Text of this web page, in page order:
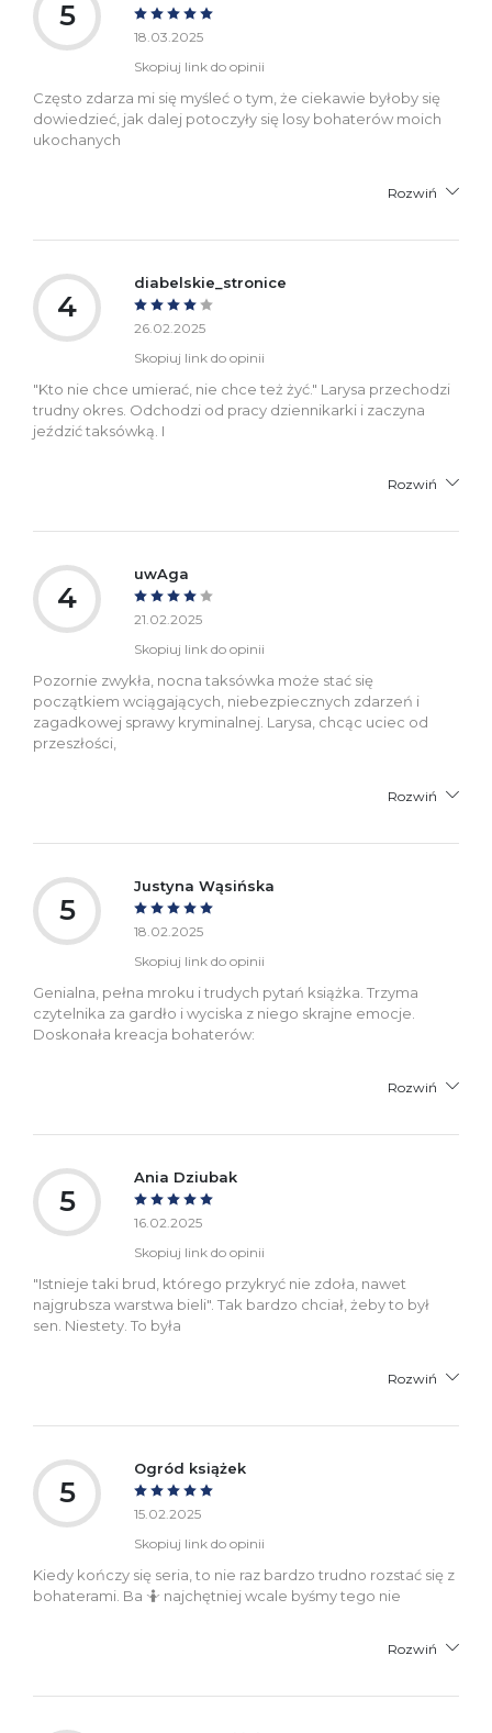
5
18.03.2025
Skopiuj link do opinii
Często zdarza mi się myśleć o tym, że ciekawie byłoby się
dowiedzieć, jak dalej potoczyły się losy bohaterów moich
ukochanych
Rozwiń
4
diabelskie_stronice
26.02.2025
Skopiuj link do opinii
"Kto nie chce umierać, nie chce też żyć." Larysa przechodzi
trudny okres. Odchodzi od pracy dziennikarki i zaczyna
jeździć taksówką. I
Rozwiń
4
uwAga
21.02.2025
Skopiuj link do opinii
Pozornie zwykła, nocna taksówka może stać się
początkiem wciągających, niebezpiecznych zdarzeń i
zagadkowej sprawy kryminalnej. Larysa, chcąc uciec od
przeszłości,
Rozwiń
5
Justyna Wąsińska
18.02.2025
Skopiuj link do opinii
Genialna, pełna mroku i trudych pytań książka. Trzyma
czytelnika za gardło i wyciska z niego skrajne emocje.
Doskonała kreacja bohaterów:
Rozwiń
5
Ania Dziubak
16.02.2025
Skopiuj link do opinii
"Istnieje taki brud, którego przykryć nie zdoła, nawet
najgrubsza warstwa bieli". Tak bardzo chciał, żeby to był
sen. Niestety. To była
Rozwiń
5
Ogród książek
15.02.2025
Skopiuj link do opinii
Kiedy kończy się seria, to nie raz bardzo trudno rozstać się z
bohaterami. Ba 🤷 najchętniej wcale byśmy tego nie
Rozwiń